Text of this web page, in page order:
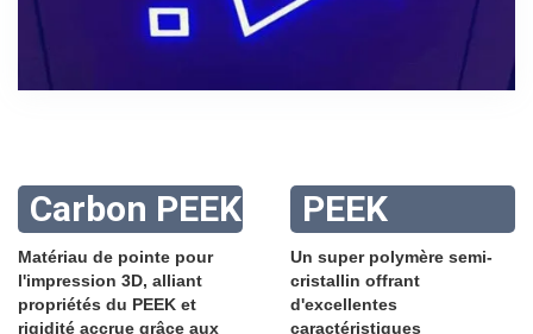
Carbon PEEK
Matériau de pointe pour
l'impression 3D, alliant
propriétés du PEEK et
rigidité accrue grâce aux
PEEK
Un super polymère semi-
cristallin offrant
d'excellentes
caractéristiques